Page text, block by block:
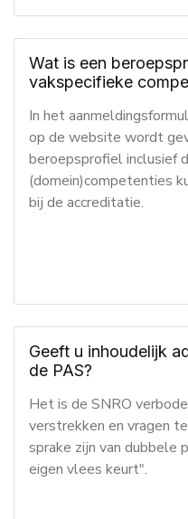
Wat is een
vakspecifieke
In het
op de website wordt
beroepsprofiel inclusief
(domein)competenties
bij de accreditatie.
Geeft u inhoudelijk
de PAS?
Het is de SNRO
verstrekken en vragen
sprake zijn van dubbele
eigen vlees keurt".